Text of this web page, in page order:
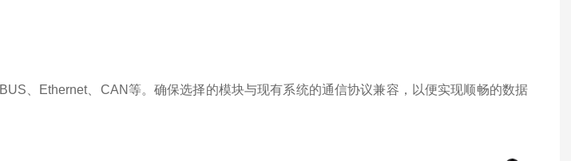
、Ethernet、CAN等。确保选择的模块与现有系统的通信协议兼容，以便实现顺畅的数据